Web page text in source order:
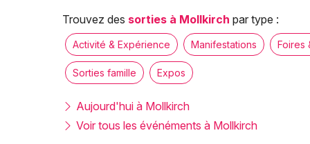
Trouvez des sorties à Mollkirch par type :
Activité & Expérience Manifestations Foires
Sorties famille Expos
Aujourd'hui à Mollkirch
Voir tous les événéments à Mollkirch